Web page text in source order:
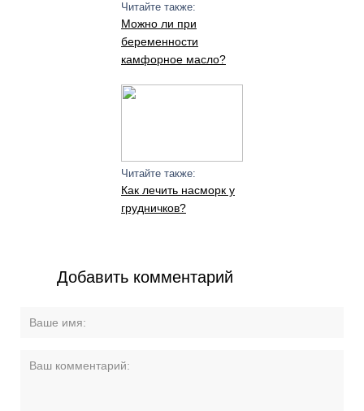
Читайте также:
Можно ли при
беременности
камфорное масло?
Читайте также:
Как лечить насморк у
грудничков?
Добавить комментарий